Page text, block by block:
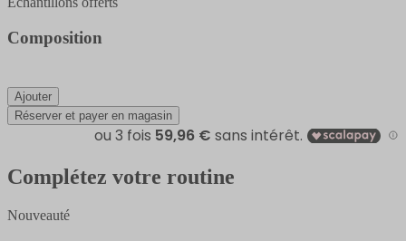
Composition
Ajouter
Réserver et payer en magasin
Complétez votre routine
Nouveauté